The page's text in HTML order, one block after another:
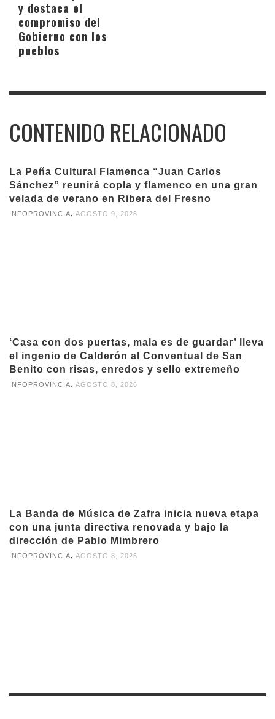
y destaca el
compromiso del
Gobierno con los
pueblos
CONTENIDO RELACIONADO
La Peña Cultural Flamenca “Juan Carlos
Sánchez” reunirá copla y flamenco en una gran
velada de verano en Ribera del Fresno
INFOPROVINCIA AGOSTO 9, 2026
‘Casa con dos puertas, mala es de guardar’ lleva
el ingenio de Calderón al Conventual de San
Benito con risas, enredos y sello extremeño
INFOPROVINCIA, AGOSTO 8, 2026
La Banda de Música de Zafra inicia nueva etapa
con una junta directiva renovada y bajo la
dirección de Pablo Mimbrero
INFOPROVINCIA, AGOSTO 8, 2026